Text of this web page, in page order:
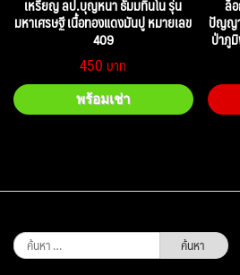
เหรียญ ลป.บุญหนา ธัมมทินโน รุ่น
มหาเศรษฐี เนื้อทองแดงมันปู หมายเลข
409
450
พร้อมเช่า
ล็
ปัญญ
ป่าภู
ค้นหา
สำหรับ: